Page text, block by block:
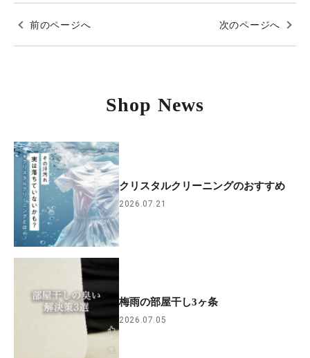
前のページへ 次のページへ
Shop News
クリスタルクリーニングのおすすめ
2026.07.21
梅雨の部屋干し3ヶ条
2026.07.05